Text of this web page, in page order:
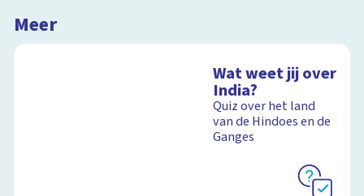
Meer
Wat weet jij over
India?
Quiz over het land
van de Hindoes en de
Ganges